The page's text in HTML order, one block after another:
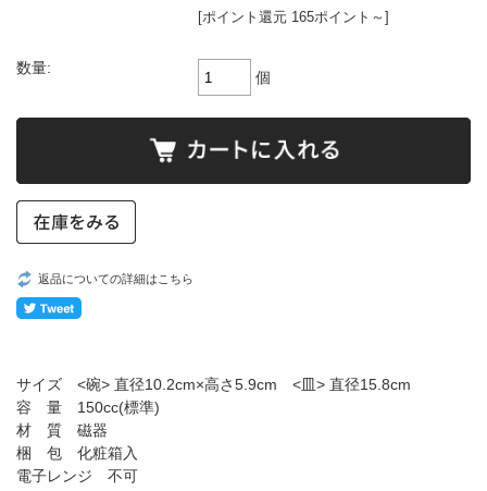
[ポイント還元 165ポイント～]
数量:
個
返品についての詳細はこちら
サイズ <碗> 直径10.2cm×高さ5.9cm <皿> 直径15.8cm
容 量 150cc(標準)
材 質 磁器
梱 包 化粧箱入
電子レンジ 不可